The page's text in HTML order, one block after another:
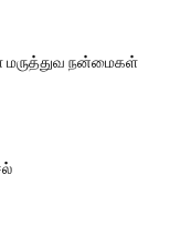
நன்மைகள்